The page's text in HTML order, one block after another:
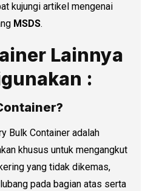
kujungi artikel mengenai
MSDS.
Lainnya
:
Bulk Container adalah
khusus untuk mengangkut
yang tidak dikemas,
pada bagian atas serta